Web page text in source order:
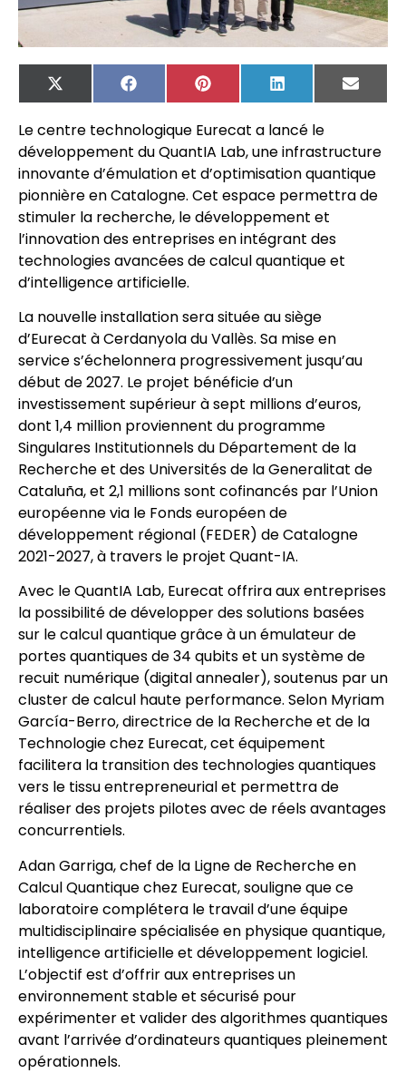
X
(Twitter)
FacebookPinterest LinkedIn
Email
Le centre technologique Eurecat a lancé le
développement du QuantIA Lab, une infrastructure
innovante d’émulation et d’optimisation quantique
pionnière en Catalogne. Cet espace permettra de
stimuler la recherche, le développement et
l’innovation des entreprises en intégrant des
technologies avancées de calcul quantique et
d’intelligence artificielle.
La nouvelle installation sera située au siège
d’Eurecat à Cerdanyola du Vallès. Sa mise en
service s’échelonnera progressivement jusqu’au
début de 2027. Le projet bénéficie d’un
investissement supérieur à sept millions d’euros,
dont 1,4 million proviennent du programme
Singulares Institutionnels du Département de la
Recherche et des Universités de la Generalitat de
Cataluña, et 2,1 millions sont cofinancés par l’Union
européenne via le Fonds européen de
développement régional (FEDER) de Catalogne
2021-2027, à travers le projet Quant-IA.
Avec le QuantIA Lab, Eurecat offrira aux entreprises
la possibilité de développer des solutions basées
sur le calcul quantique grâce à un émulateur de
portes quantiques de 34 qubits et un système de
recuit numérique (digital annealer), soutenus par un
cluster de calcul haute performance. Selon Myriam
García-Berro, directrice de la Recherche et de la
Technologie chez Eurecat, cet équipement
facilitera la transition des technologies quantiques
vers le tissu entrepreneurial et permettra de
réaliser des projets pilotes avec de réels avantages
concurrentiels.
Adan Garriga, chef de la Ligne de Recherche en
Calcul Quantique chez Eurecat, souligne que ce
laboratoire complétera le travail d’une équipe
multidisciplinaire spécialisée en physique quantique,
intelligence artificielle et développement logiciel.
L’objectif est d’offrir aux entreprises un
environnement stable et sécurisé pour
expérimenter et valider des algorithmes quantiques
avant l’arrivée d’ordinateurs quantiques pleinement
opérationnels.